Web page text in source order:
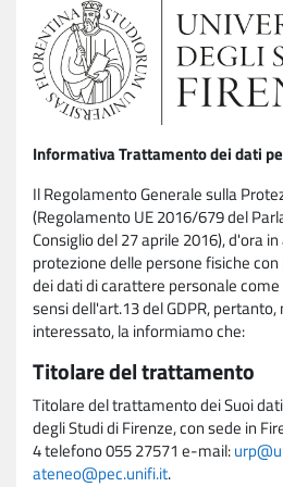
Informativa Trattamento dei dati
Il Regolamento Generale sulla
(Regolamento UE 2016/679 del
Consiglio del 27 aprile 2016), d'ora
protezione delle persone fisiche
dei dati di carattere personale
sensi dell'art.13 del GDPR,
interessato, la informiamo che:
Titolare del trattamento
Titolare del trattamento dei Suoi
degli Studi di Firenze, con sede in
4 telefono 055 27571 e-mail:
ateneo@pec.unifi.it.